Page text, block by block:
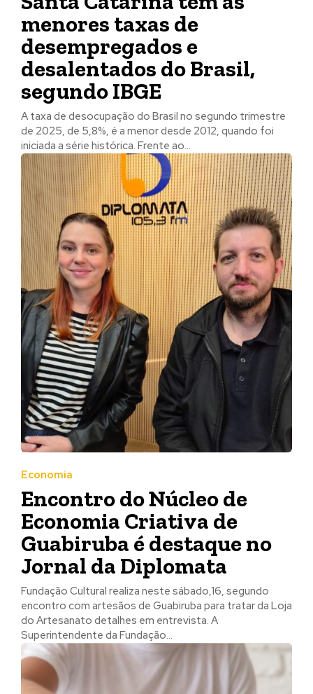
menores taxas de
desempregados e
desalentados do Brasil,
segundo IBGE
A taxa de desocupação do Brasil no segundo trimestre
de 2025, de 5,8%, é a menor desde 2012, quando foi
iniciada a série histórica. Frente ao...
Economia
Encontro do Núcleo de
Economia Criativa de
Guabiruba é destaque no
Jornal da Diplomata
Fundação Cultural realiza neste sábado,16, segundo
encontro com artesãos de Guabiruba para tratar da Loja
do Artesanato detalhes em entrevista. A
Superintendente da Fundação...